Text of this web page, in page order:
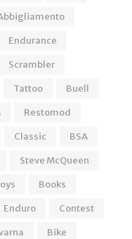
Endurance
Scrambler
Tattoo
Buell
Restomod
Classic
BSA
Steve McQueen
Books
Enduro
Contest
Bike